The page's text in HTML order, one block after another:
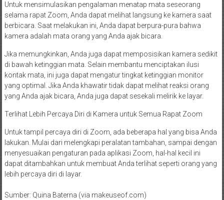
Untuk mensimulasikan pengalaman menatap mata seseorang
selama rapat Zoom, Anda dapat melihat langsung ke kamera saat
berbicara. Saat melakukan ini, Anda dapat berpura-pura bahwa
kamera adalah mata orang yang Anda ajak bicara.
Jika memungkinkan, Anda juga dapat memposisikan kamera sedikit
di bawah ketinggian mata. Selain membantu menciptakan ilusi
kontak mata, ini juga dapat mengatur tingkat ketinggian monitor
yang optimal. Jika Anda khawatir tidak dapat melihat reaksi orang
yang Anda ajak bicara, Anda juga dapat sesekali melirik ke layar.
Terlihat Lebih Percaya Diri di Kamera untuk Semua Rapat Zoom
Untuk tampil percaya diri di Zoom, ada beberapa hal yang bisa Anda
lakukan. Mulai dari melengkapi peralatan tambahan, sampai dengan
menyesuaikan pengaturan pada aplikasi Zoom, hal-hal kecil ini
dapat ditambahkan untuk membuat Anda terlihat seperti orang yang
lebih percaya diri di layar.
Sumber: Quina Baterna (via makeuseof.com)